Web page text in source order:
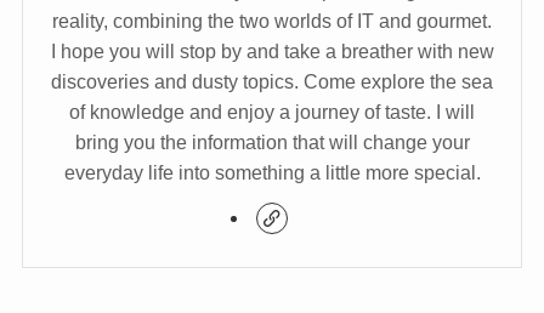
reality, combining the two worlds of IT and gourmet.
I hope you will stop by and take a breather with new
discoveries and dusty topics. Come explore the sea
of knowledge and enjoy a journey of taste. I will
bring you the information that will change your
everyday life into something a little more special.